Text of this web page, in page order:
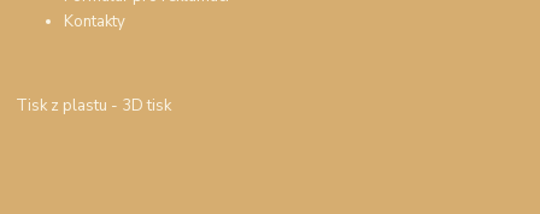
Kontakty
Tisk z plastu - 3D tisk